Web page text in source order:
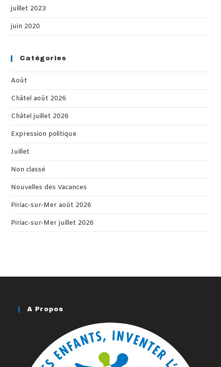
juillet 2023
juin 2020
Catégories
Août
Châtel août 2026
Châtel juillet 2026
Expression politique
Juillet
Non classé
Nouvelles des Vacances
Piriac-sur-Mer août 2026
Piriac-sur-Mer juillet 2026
A Propos